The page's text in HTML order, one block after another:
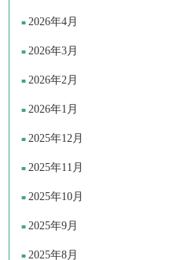
2026年4月
2026年3月
2026年2月
2026年1月
2025年12月
2025年11月
2025年10月
2025年9月
2025年8月